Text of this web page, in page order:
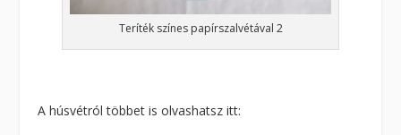
Teríték színes papírszalvétával 2
A húsvétról többet is olvashatsz itt: